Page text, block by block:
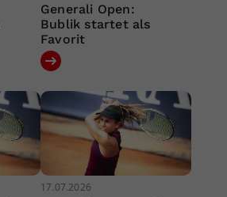
Generali Open:
Bublik startet als
Favorit
17.07.2026